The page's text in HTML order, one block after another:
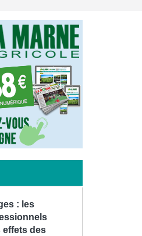
: les
effets des